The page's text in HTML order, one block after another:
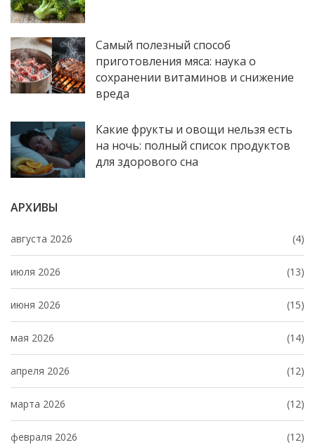
Самый полезный способ
приготовления мяса: наука о
сохранении витаминов и снижение
вреда
Какие фрукты и овощи нельзя есть
на ночь: полный список продуктов
для здорового сна
АРХИВЫ
августа 2026 (4)
июля 2026 (13)
июня 2026 (15)
мая 2026 (14)
апреля 2026 (12)
марта 2026 (12)
февраля 2026 (12)